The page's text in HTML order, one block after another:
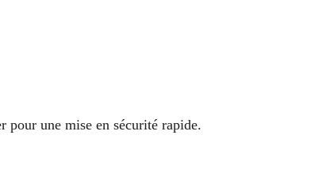
pour une mise en sécurité rapide.